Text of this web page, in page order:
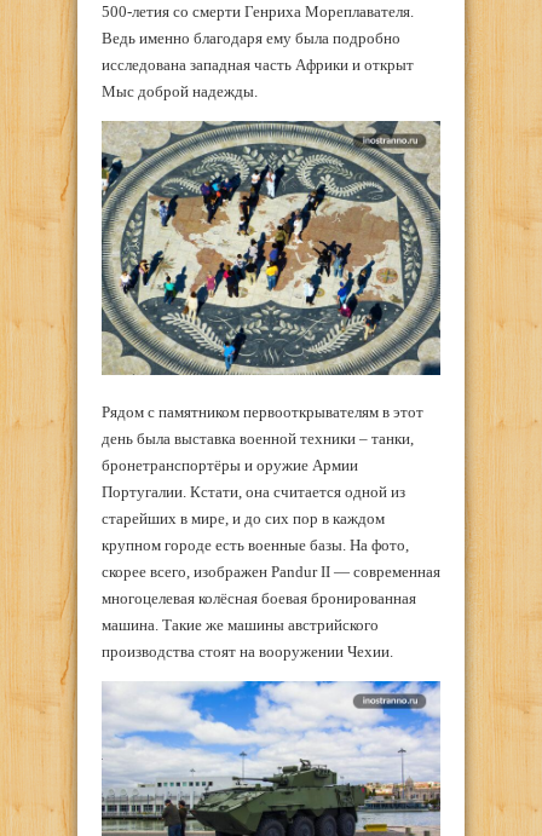
500-летия со смерти Генриха Мореплавателя.
Ведь именно благодаря ему была подробно
исследована западная часть Африки и открыт
Мыс доброй надежды.
Рядом с памятником первооткрывателям в этот
день была выставка военной техники – танки,
бронетранспортёры и оружие Армии
Португалии. Кстати, она считается одной из
старейших в мире, и до сих пор в каждом
крупном городе есть военные базы. На фото,
скорее всего, изображен Pandur II — современная
многоцелевая колёсная боевая бронированная
машина. Такие же машины австрийского
производства стоят на вооружении Чехии.